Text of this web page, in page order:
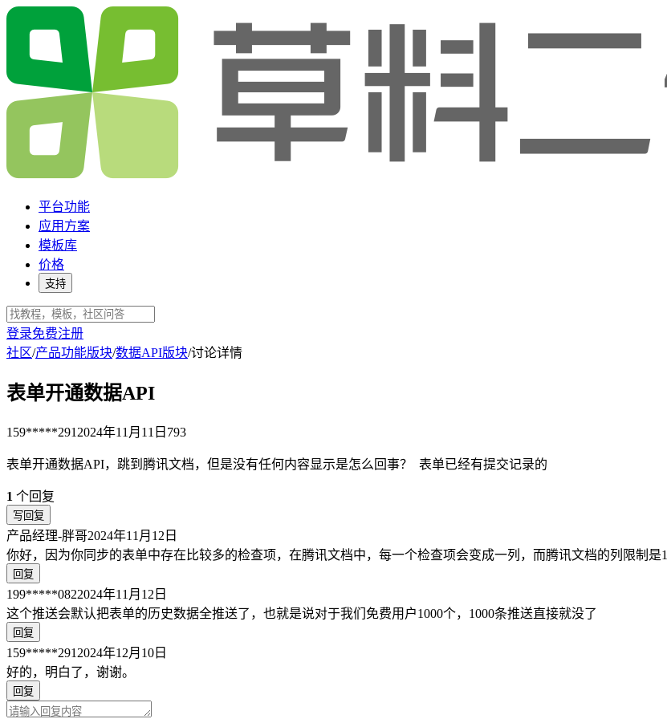
平台功能
应用方案
模板库
价格
支持
登录免费注册
社区/产品功能版块/数据API版块/讨论详情
表单开通数据API
159*****291 2024年11月11日 793
表单开通数据API，跳到腾讯文档，但是没有任何内容显示是怎么回事？ 表单已经有提交记录的
1 个回复
写回复
产品经理-胖哥2024年11月12日
你好，因为你同步的表单中存在比较多的检查项，在腾讯文档中，每一个检查项会变成一列，而腾讯文档的列限制
回复
199*****0822024年11月12日
这个推送会默认把表单的历史数据全推送了，也就是说对于我们免费用户1000个，1000条推送直接就没了
回复
159*****291 2024年12月10日
好的，明白了，谢谢。
回复